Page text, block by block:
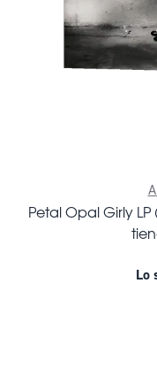
Petal Opal Girly
Lo